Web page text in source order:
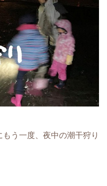
う一度、夜中の潮干狩り